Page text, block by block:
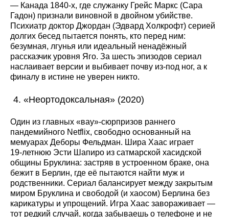
— Канада 1840-х, где служанку Грейс Маркс (Сара
Гадон) признали виновной в двойном убийстве.
Психиатр доктор Джордан (Эдвард Холкрофт) серией
долгих бесед пытается понять, кто перед ним:
безумная, лгунья или идеальный ненадёжный
рассказчик уровня Яго. За шесть эпизодов сериал
наслаивает версии и выбивает почву из-под ног, а к
финалу в истине не уверен никто.
«Неортодоксальная» (2020)
Один из главных «вау»-сюрпризов раннего
пандемийного Netflix, свободно основанный на
мемуарах Деборы Фельдман. Шира Хаас играет
19‑летнюю Эсти Шапиро из сатмарской хасидской
общины Бруклина: застряв в устроенном браке, она
бежит в Берлин, где её пытаются найти муж и
родственники. Сериал балансирует между закрытым
миром Бруклина и свободой (и хаосом) Берлина без
карикатуры и упрощений. Игра Хаас завораживает —
тот редкий случай, когда забываешь о телефоне и не